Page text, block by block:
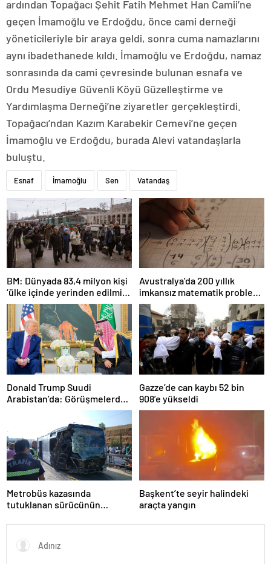
ardından Topağacı Şehit Fatih Mehmet Han Camii’ne
geçen İmamoğlu ve Erdoğdu, önce cami derneği
yöneticileriyle bir araya geldi, sonra cuma namazlarını
aynı ibadethanede kıldı. İmamoğlu ve Erdoğdu, namaz
sonrasında da cami çevresinde bulunan esnafa ve
Ordu Mesudiye Güvenli Köyü Güzelleştirme ve
Yardımlaşma Derneği’ne ziyaretler gerçekleştirdi.
Topağacı’ndan Kazım Karabekir Cemevi’ne geçen
İmamoğlu ve Erdoğdu, burada Alevi vatandaşlarla
buluştu.
Esnaf İmamoğlu Sen Vatandaş
BM: Dünyada 83,4 milyon kişi
‘ülke içinde yerinden edilmiş’
olarak yaşıyor
Avustralya’da 200 yıllık
imkansız matematik problemi
çözüldü
Donald Trump Suudi
Arabistan’da: Görüşmelerde
Gazze’de can kaybı 52 bin
908’e yükseldi
Metrobüs kazasında
tutuklanan sürücünün
Başkent’te seyir halindeki
araçta yangın